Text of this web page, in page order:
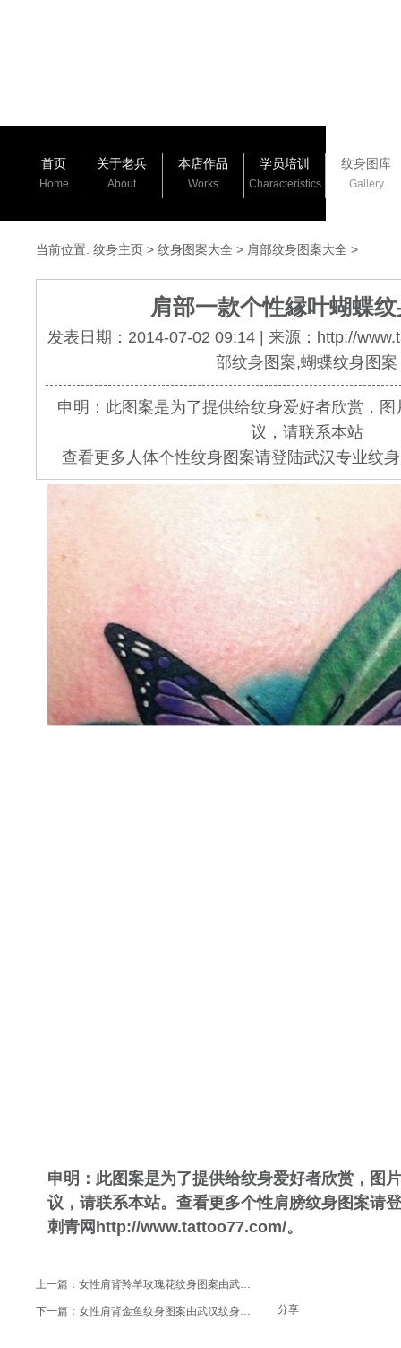
首页
Home
关于老兵
About
本店作品
Works
学员培训
Characteristics
纹身图库
Gallery
当前位置: 纹身主页 > 纹身图案大全 > 肩部纹身图案大全 >
肩部一款个性縁叶蝴蝶
发表日期：2014-07-02 09:14 | 来源：http://
部纹身图案,蝴蝶纹身图案
申明：此图案是为了提供给纹身爱好者欣赏，
议，请联系本站
查看更多人体个性纹身图案请登陆武汉专业纹
申明：此图案是为了提供给纹身爱好者欣赏，图
议，请联系本站。查看更多个性肩膀纹身图案请
刺青网 http://www.tattoo77.com/。
上一篇： 女性肩背羚羊玫瑰花纹身图案由武汉纹身店推荐
下一篇： 女性肩背金鱼纹身图案由武汉纹身店推荐 分享